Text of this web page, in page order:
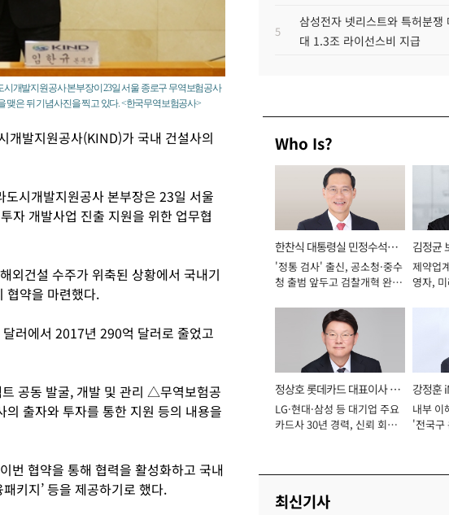
개발지원공사 본부장이 23일 서울 종로구 무역보험공사
맺은 뒤 기념사진을 찍고 있다. <한국무역보험공사>
개발지원공사(KIND)가 국내 건설사의
시개발지원공사 본부장은 23일 서울
자 개발사업 진출 지원을 위한 업무협
외건설 수주가 위축된 상황에서 국내기
협약을 마련했다.
러에서 2017년 290억 달러로 줄었고
공동 발굴, 개발 및 관리 △무역보험공
출자와 투자를 통한 지원 등의 내용을
번 협약을 통해 협력을 활성화하고 국내
키지’ 등을 제공하기로 했다.
5
삼성전자 넷리스트와 특허분쟁
대 1.3조 라이선스비 지급
Who Is?
한찬식 대통령실 민정수석비
서관
'정통 검사' 출신, 공소청·중수
청 출범 앞두고 검찰개혁 완수
김정균
표이사
제약업
영자,
정상호 롯데카드 대표이사 사
장
LG·현대·삼성 등 대기업 주요
카드사 30년 경력, 신뢰 회복
강정훈
내부 이
'전국구
최신기사